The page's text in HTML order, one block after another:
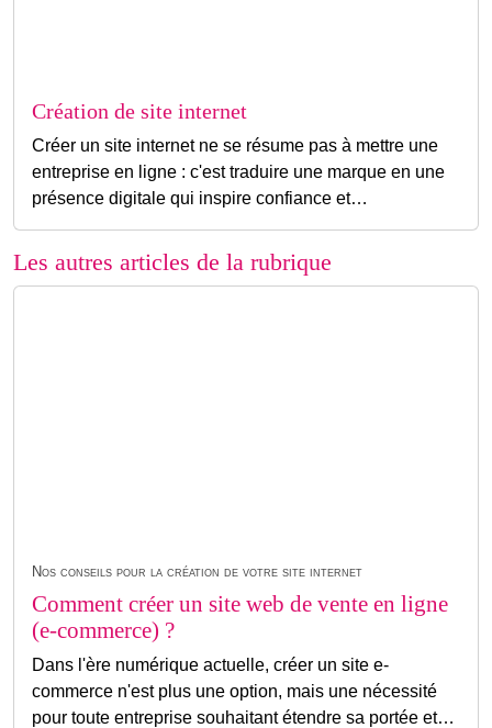
Création de site internet
Créer un site internet ne se résume pas à mettre une
entreprise en ligne : c'est traduire une marque en une
présence digitale qui inspire confiance et…
Les autres articles de la rubrique
Nos conseils pour la création de votre site internet
Comment créer un site web de vente en ligne
(e-commerce) ?
Dans l'ère numérique actuelle, créer un site e-
commerce n'est plus une option, mais une nécessité
pour toute entreprise souhaitant étendre sa portée et…